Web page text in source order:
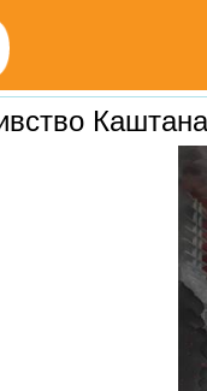
Каштана